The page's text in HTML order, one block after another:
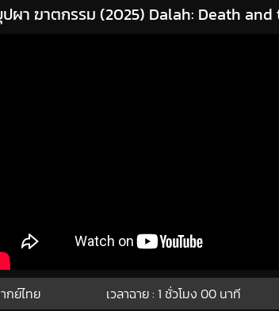
ผา ฆาตกรรม (2025) Dalah: Death and
กย์ไทย เวลาฉาย : 1 ชั่วโมง 00 นาที